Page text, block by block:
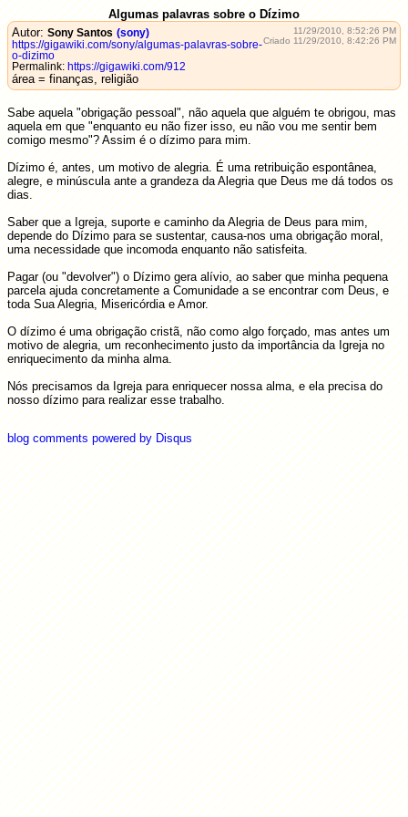
Algumas palavras sobre o Dízimo
11/29/2010, 8:52:26 PM
Criado 11/29/2010, 8:42:26 PM
Autor: Sony Santos (sony)
https://gigawiki.com/sony/algumas-palavras-sobre-
o-dizimo
Permalink: https://gigawiki.com/912
área = finanças, religião
Sabe aquela "obrigação pessoal", não aquela que alguém te obrigou, mas
aquela em que "enquanto eu não fizer isso, eu não vou me sentir bem
comigo mesmo"? Assim é o dízimo para mim.
Dízimo é, antes, um motivo de alegria. É uma retribuição espontânea,
alegre, e minúscula ante a grandeza da Alegria que Deus me dá todos os
dias.
Saber que a Igreja, suporte e caminho da Alegria de Deus para mim,
depende do Dízimo para se sustentar, causa-nos uma obrigação moral,
uma necessidade que incomoda enquanto não satisfeita.
Pagar (ou "devolver") o Dízimo gera alívio, ao saber que minha pequena
parcela ajuda concretamente a Comunidade a se encontrar com Deus, e
toda Sua Alegria, Misericórdia e Amor.
O dízimo é uma obrigação cristã, não como algo forçado, mas antes um
motivo de alegria, um reconhecimento justo da importância da Igreja no
enriquecimento da minha alma.
Nós precisamos da Igreja para enriquecer nossa alma, e ela precisa do
nosso dízimo para realizar esse trabalho.
blog comments powered by Disqus